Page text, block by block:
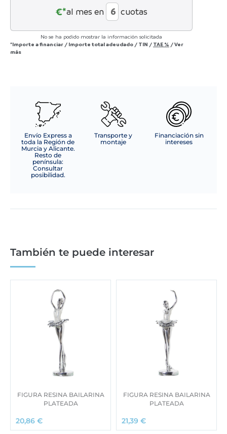
€*al mes en cuotas
No se ha podido mostrar la información solicitada
*Importe a financiar / Importe total adeudado / TIN / TAE % /Ver
más
Envío Express a
toda la Región de
Murcia y Alicante.
Resto de
península:
Consultar
posibilidad.
Transporte y
montaje
Financiación sin
intereses
También te puede interesar
FIGURA RESINA BAILARINA
PLATEADA
20,86 €
FIGURA RESINA BAILARINA
PLATEADA
21,39 €